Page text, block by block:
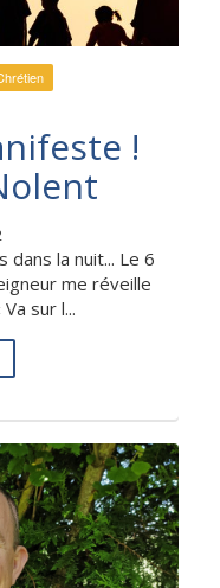
!
dans la nuit... Le 6
me réveille
sur l...